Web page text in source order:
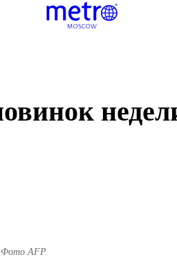
Фото AFP